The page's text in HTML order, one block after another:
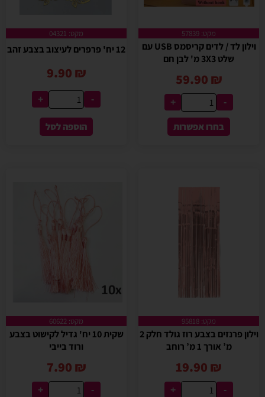
מקט: 57839
וילון לד / לדים קריסמס USB עם
שלט 3X3 מ' לבן חם
59.90 ₪
-
+
בחרו אפשרות
מקט: 04321
12 יח' פרפרים לעיצוב בצבע זהב
9.90 ₪
-
+
הוספה לסל
מקט: 95818
וילון פרנזים בצבע רוז גולד חלק 2
מ’ אורך 1 מ’ רוחב
19.90 ₪
-
+
מקט: 60622
שקית 10 יח' גדיל לקישוט בצבע
ורוד בייבי
7.90 ₪
-
+